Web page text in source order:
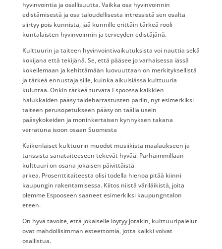
hyvinvointia ja osallisuutta. Vaikka osa hyvinvoinnin
edistämisestä ja osa taloudellisesta intressistä sen osalta
siirtyy pois kunnista, jää kunnille erittäin tärkeä rooli
kuntalaisten hyvinvoinnin ja terveyden edistäjänä.
Kulttuurin ja taiteen hyvinvointivaikutuksista voi nauttia sekä
kokijana että tekijänä. Se, että pääsee jo varhaisessa iässä
kokeilemaan ja kehittämään luovuuttaan on merkityksellistä
ja tärkeä ennustaja sille, kuinka aikuisiässä kulttuuria
kuluttaa. Onkin tärkeä turvata Espoossa kaikkien
halukkaiden pääsy taideharrastusten pariin, nyt esimerkiksi
taiteen perusopetukseen pääsy on täällä usein
pääsykokeiden ja moninkertaisen kynnyksen takana
verratuna isoon osaan Suomesta
Kaikenlaiset kulttuurin muodot musiikista maalaukseen ja
tanssista sanataiteeseen tekevät hyvää. Parhaimmillaan
kulttuuri on osana jokaisen päivittäistä
arkea. Prosenttitaiteesta olisi todella hienoa pitää kiinni
kaupungin rakentamisessa. Kiitos niistä väriläikistä, joita
olemme Espooseen saaneet esimerkiksi kaupungntalon
eteen.
On hyvä tavoite, että jokaiselle löytyy jotakin, kulttuuripalelut
ovat mahdollisimman esteettömiä, jotta kaikki voivat
osallistua.